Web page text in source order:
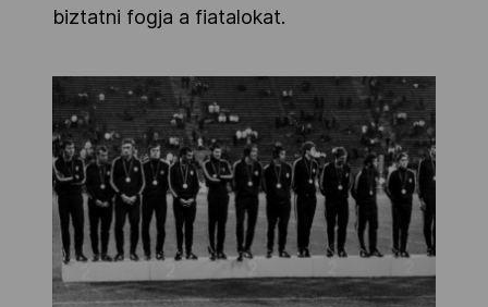
biztatni fogja a fiatalokat.